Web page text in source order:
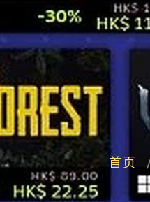
首页